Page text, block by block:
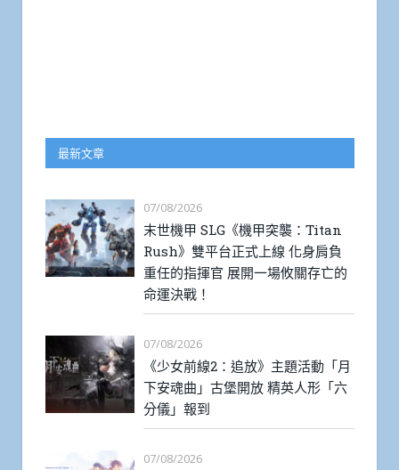
最新文章
07/08/2026
末世機甲 SLG《機甲突襲：Titan
Rush》雙平台正式上線 化身肩負
重任的指揮官 展開一場攸關存亡的
命運決戰！
07/08/2026
《少女前線2：追放》主題活動「月
下安魂曲」古堡開放 精英人形「六
分儀」報到
07/08/2026